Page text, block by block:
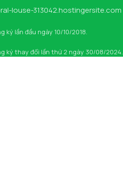
louse-313042.hostingersite.com
ký lần đầu ngày 10/10/2018.
ký thay đổi lần thứ 2 ngày 30/08/2024.